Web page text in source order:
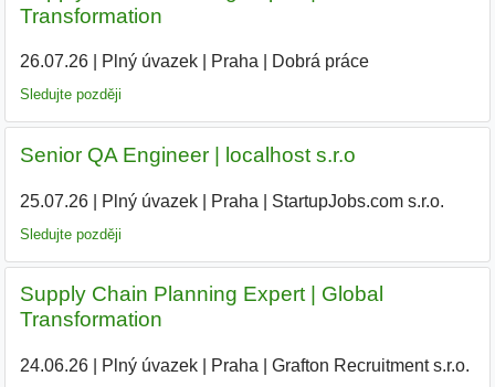
Transformation
26.07.26| Plný úvazek| Praha Dobrá práce
Sledujte později
Senior QA Engineer | localhost s.r.o
25.07.26| Plný úvazek| Praha StartupJobs.com s.r.o.
Sledujte později
Supply Chain Planning Expert | Global
Transformation
24.06.26| Plný úvazek| Praha Grafton Recruitment s.r.o.